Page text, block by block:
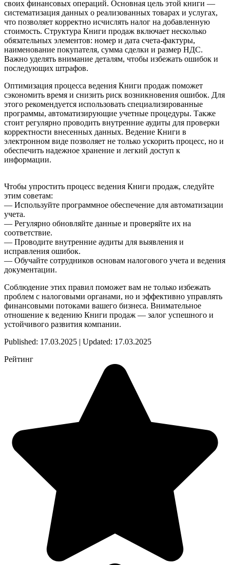
своих финансовых операций. Основная цель этой книги —
систематизация данных о реализованных товарах и услугах,
что позволяет корректно исчислять налог на добавленную
стоимость. Структура Книги продаж включает несколько
обязательных элементов: номер и дата счета-фактуры,
наименование покупателя, сумма сделки и размер НДС.
Важно уделять внимание деталям, чтобы избежать ошибок и
последующих штрафов.
Оптимизация процесса ведения Книги продаж поможет
сэкономить время и снизить риск возникновения ошибок. Для
этого рекомендуется использовать специализированные
программы, автоматизирующие учетные процедуры. Также
стоит регулярно проводить внутренние аудиты для проверки
корректности внесенных данных. Ведение Книги в
электронном виде позволяет не только ускорить процесс, но и
обеспечить надежное хранение и легкий доступ к
информации.
Чтобы упростить процесс ведения Книги продаж, следуйте
этим советам:
— Используйте программное обеспечение для автоматизации
учета.
— Регулярно обновляйте данные и проверяйте их на
соответствие.
— Проводите внутренние аудиты для выявления и
исправления ошибок.
— Обучайте сотрудников основам налогового учета и ведения
документации.
Соблюдение этих правил поможет вам не только избежать
проблем с налоговыми органами, но и эффективно управлять
финансовыми потоками вашего бизнеса. Внимательное
отношение к ведению Книги продаж — залог успешного и
устойчивого развития компании.
Published: 17.03.2025 | Updated: 17.03.2025
Рейтинг